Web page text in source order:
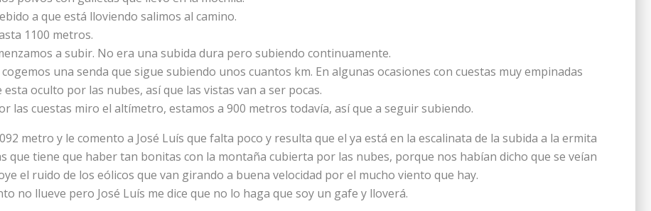
a que está lloviendo salimos al camino.
1100 metros.
a subir. No era una subida dura pero subiendo continuamente.
una senda que sigue subiendo unos cuantos km. En algunas ocasiones con cuestas muy empinadas
oculto por las nubes, así que las vistas van a ser pocas.
las cuestas miro el altímetro, estamos a 900 metros todavía, así que a seguir subiendo.
metro y le comento a José Luís que falta poco y resulta que el ya está en la escalinata de la subida a la ermita
que tiene que haber tan bonitas con la montaña cubierta por las nubes, porque nos habían dicho que se veían
el ruido de los eólicos que van girando a buena velocidad por el mucho viento que hay.
no llueve pero José Luís me dice que no lo haga que soy un gafe y lloverá.